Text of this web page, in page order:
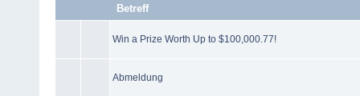
Betreff
Win a Prize Worth Up to $100,000.77!
Abmeldung